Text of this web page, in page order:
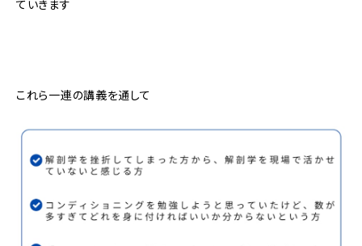
ていきます
これら一連の講義を通して